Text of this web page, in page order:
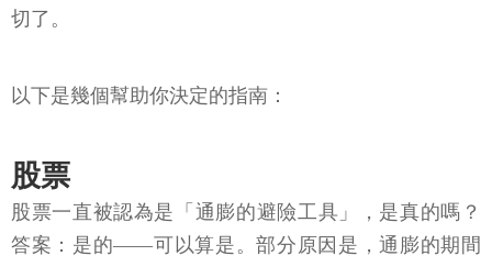
切了。
以下是幾個幫助你決定的指南：
股票
股票一直被認為是「通膨的避險工具」，是真的嗎？
答案：是的——可以算是。部分原因是，通膨的期間